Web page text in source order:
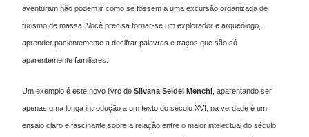
aventuram não podem ir como se fossem a uma excursão organizada de
turismo de massa. Você precisa tornar-se um explorador e arqueólogo,
aprender pacientemente a decifrar palavras e traços que são só
aparentemente familiares.
Um exemplo é este novo livro deSilvana Seidel Menchi , aparentando ser
apenas uma longa introdução a um texto do século XVI, na verdade é um
ensaio claro e fascinante sobre a relação entre o maior intelectual do século